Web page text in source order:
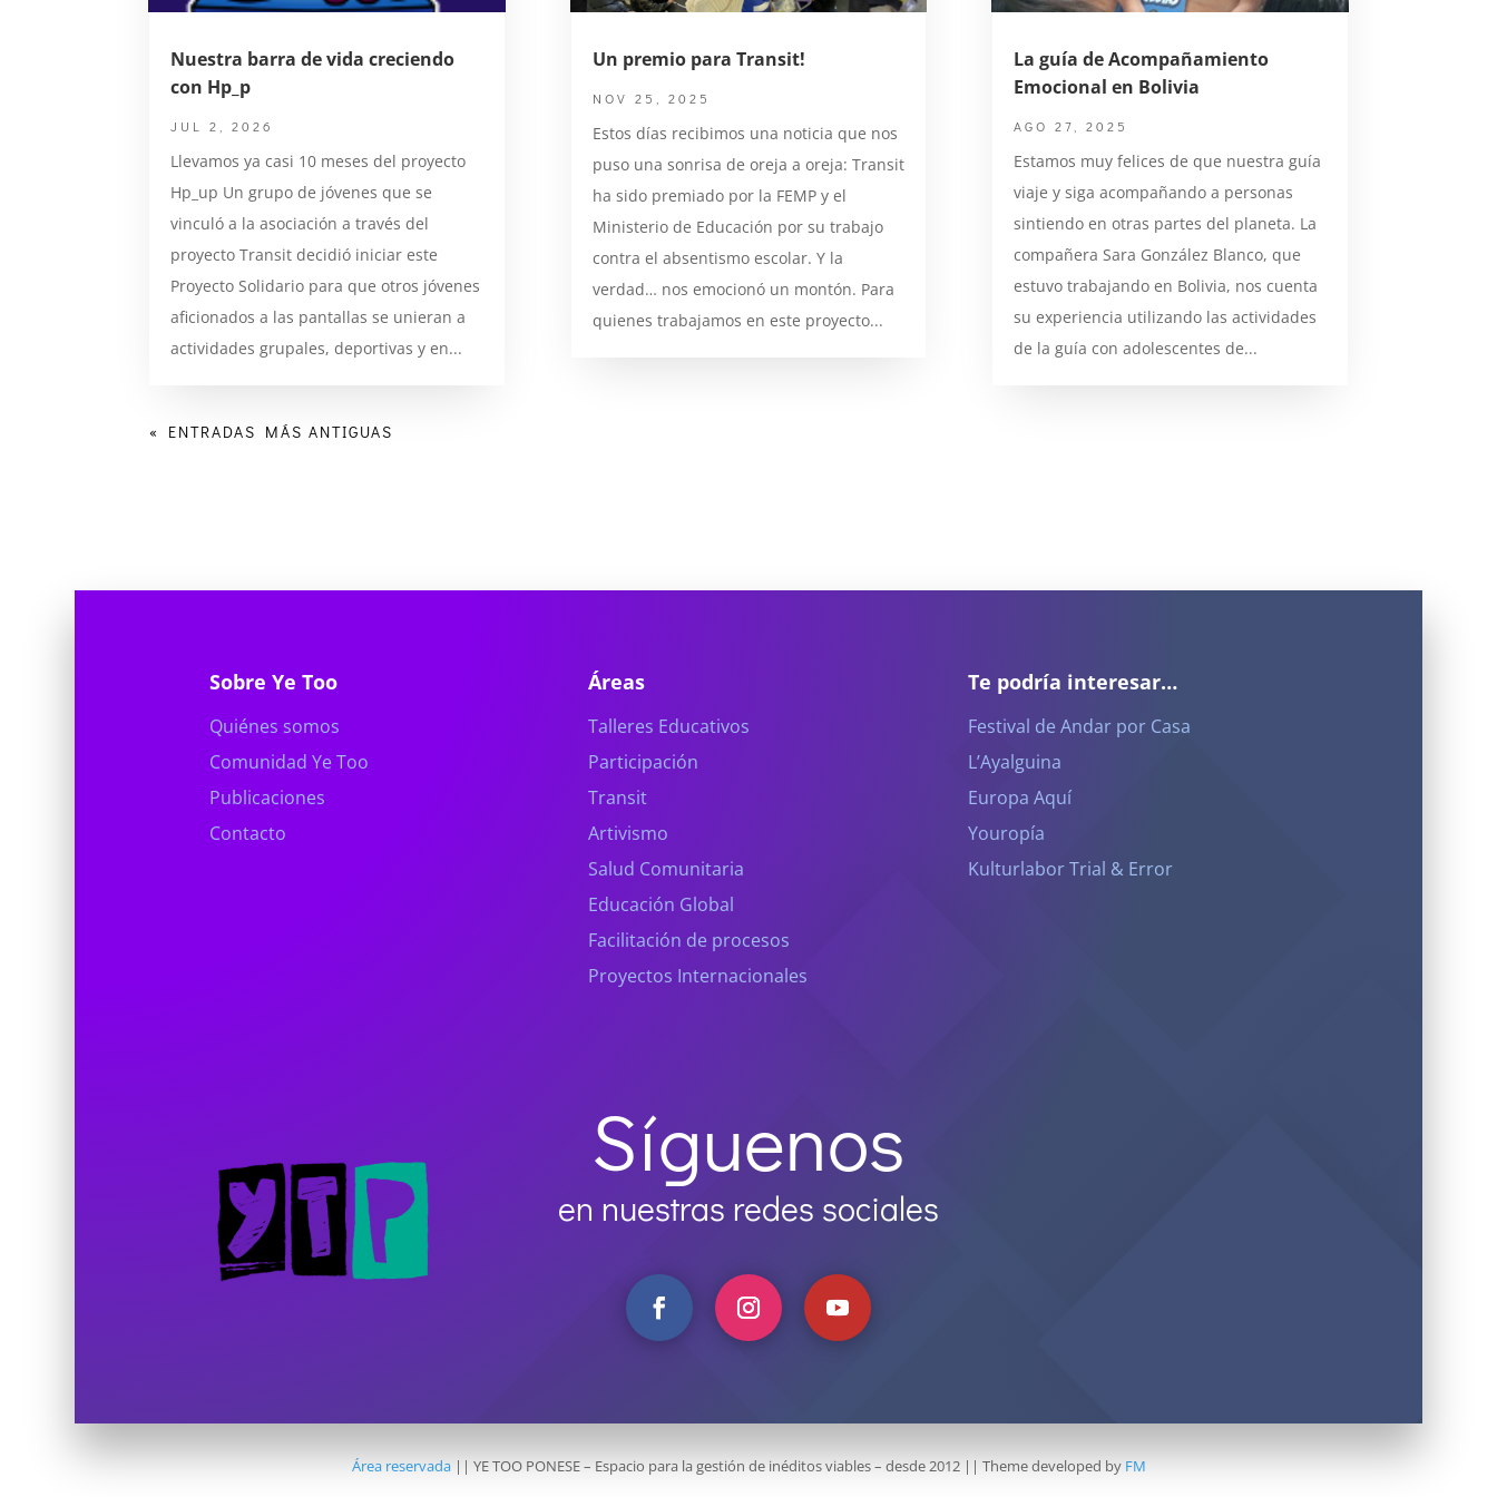
Nuestra barra de vida creciendo
con Hp_p
JUL 2, 2026
Llevamos ya casi 10 meses del proyecto
Hp_up Un grupo de jóvenes que se
vinculó a la asociación a través del
proyecto Transit decidió iniciar este
Proyecto Solidario para que otros jóvenes
aficionados a las pantallas se unieran a
actividades grupales, deportivas y en...
Un premio para Transit!
NOV 25, 2025
Estos días recibimos una noticia que nos
puso una sonrisa de oreja a oreja: Transit
ha sido premiado por la FEMP y el
Ministerio de Educación por su trabajo
contra el absentismo escolar. Y la
verdad… nos emocionó un montón. Para
quienes trabajamos en este proyecto...
La guía de Acompañamiento
Emocional en Bolivia
AGO 27, 2025
Estamos muy felices de que nuestra guía
viaje y siga acompañando a personas
sintiendo en otras partes del planeta. La
compañera Sara González Blanco, que
estuvo trabajando en Bolivia, nos cuenta
su experiencia utilizando las actividades
de la guía con adolescentes de...
« ENTRADAS MÁS ANTIGUAS
Sobre Ye Too
Quiénes somos
Comunidad Ye Too
Publicaciones
Contacto
Áreas
Talleres Educativos
Participación
Transit
Artivismo
Salud Comunitaria
Educación Global
Facilitación de procesos
Proyectos Internacionales
Te podría interesar…
Festival de Andar por Casa
L’Ayalguina
Europa Aquí
Youropía
Kulturlabor Trial & Error
Síguenos
en nuestras redes sociales
Área reservada|| YE TOO PONESE – Espacio para la gestión de inéditos viables – desde 2012 || Theme developed by FM